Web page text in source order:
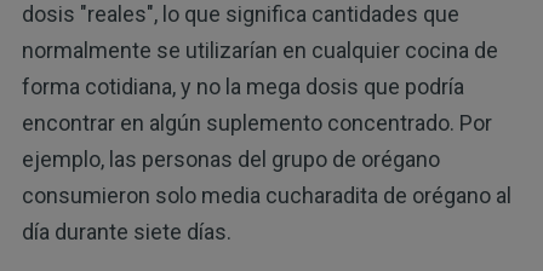
dosis "reales", lo que significa cantidades que
normalmente se utilizarían en cualquier cocina de
forma cotidiana, y no la mega dosis que podría
encontrar en algún suplemento concentrado. Por
ejemplo, las personas del grupo de orégano
consumieron solo media cucharadita de orégano al
día durante siete días.